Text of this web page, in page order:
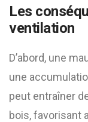
Les
ventilation
D’abord, une
une
peut entraîner
bois, favorisant